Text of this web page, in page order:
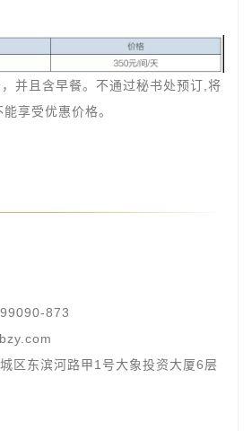
并且含早餐。不通过秘书处预订,将
能享受优惠价格。
873
区东滨河路甲1号大象投资大厦6层